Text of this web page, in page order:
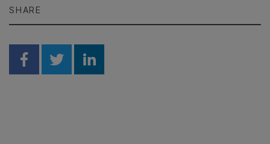
SHARE
Share on Facebook
Share on Twitter
Share on Linkedin